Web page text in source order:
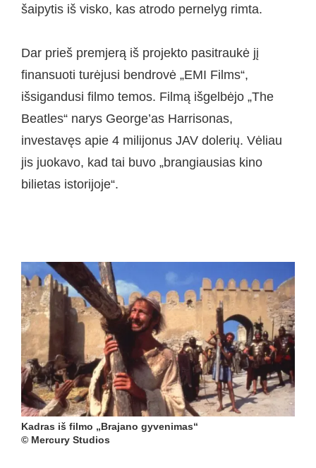
šaipytis iš visko, kas atrodo pernelyg rimta.
Dar prieš premjerą iš projekto pasitraukė jį
finansuoti turėjusi bendrovė „EMI Films“,
išsigandusi filmo temos. Filmą išgelbėjo „The
Beatles“ narys George’as Harrisonas,
investavęs apie 4 milijonus JAV dolerių. Vėliau
jis juokavo, kad tai buvo „brangiausias kino
bilietas istorijoje“.
Kadras iš filmo „Brajano gyvenimas“
© Mercury Studios